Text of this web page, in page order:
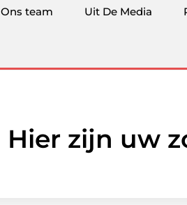
Ons team Uit De Media
Hier zijn uw